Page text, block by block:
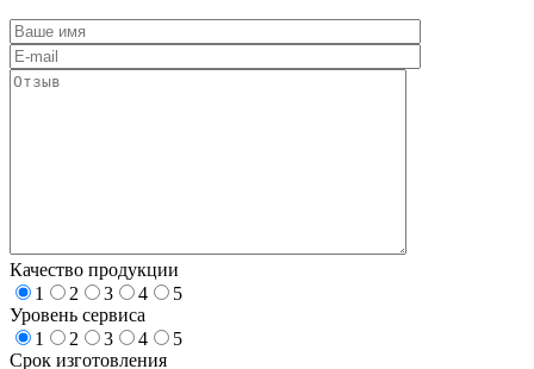
Качество продукции
1
2 3 4
5
Уровень сервиса
1
2 3 4
5
Срок изготовления